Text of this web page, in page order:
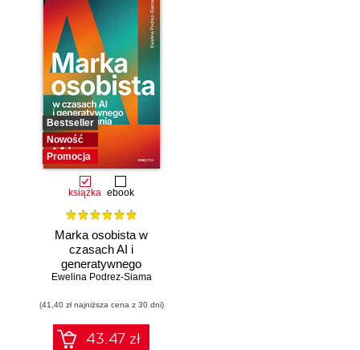
Bestseller
Nowość
Promocja
książka ebook
Marka osobista w
czasach AI i
generatywnego
wyszukiwania
Ewelina Podrez-Siama
(41,40 zł najniższa cena z 30 dni)
43.47 zł